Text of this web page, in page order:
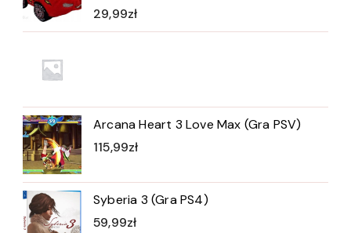
29,99zł
Arcana Heart 3 Love Max (Gra PSV)
115,99zł
Syberia 3 (Gra PS4)
59,99zł